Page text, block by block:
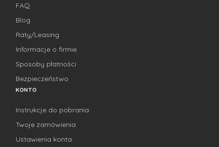
FAQ
Blog
Raty/Leasing
Informacje o firmie
Sposoby płatności
Bezpieczeństwo
KONTO
Instrukcje do pobrania
Twoje zamówienia
Ustawienia konta